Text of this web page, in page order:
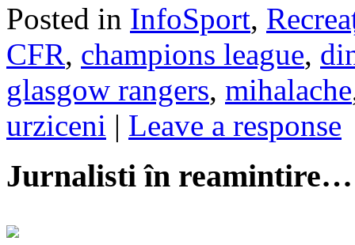
Posted in InfoSport,
CFR, champions league,
glasgow rangers, mihalache
urziceni | Leave a response
Jurnalisti în reamintire…